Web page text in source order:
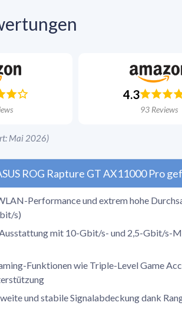
4.3
93 Reviews
Mai 2026)
ROG Rapture GT AX11000 Pro
Performance und extrem hohe
s)
mit 10-Gbit/s- und 2,5-Gbit/s-
Funktionen wie Triple-Level Game
und stabile Signalabdeckung dank